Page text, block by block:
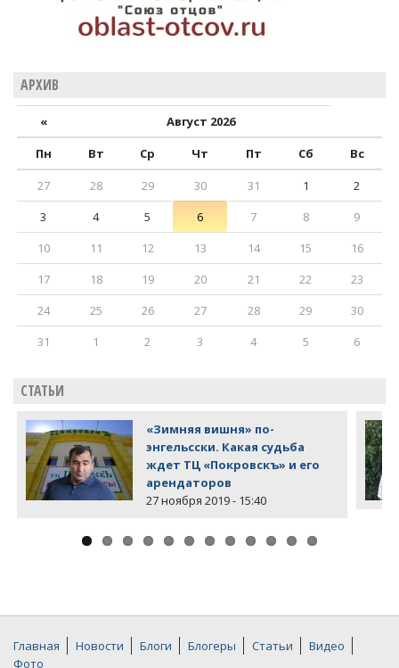
АРХИВ
«
Август 2026
Пн
Вт Ср Чт Пт Сб
Вс
27
28 29 30 31 1
2
3
4 5 6 7 8
9
10
11 12 13 14 15
16
17
18 19 20 21 22
23
24
25 26 27 28 29
30
31
1 2 3 4 5 6
СТАТЬИ
«Зимняя вишня» по-
энгельсски. Какая судьба
ждет ТЦ «Покровскъ» и его
арендаторов
27 ноября 2019 - 15:40
Главная Новости Блоги Блогеры Статьи
Видео
Фото